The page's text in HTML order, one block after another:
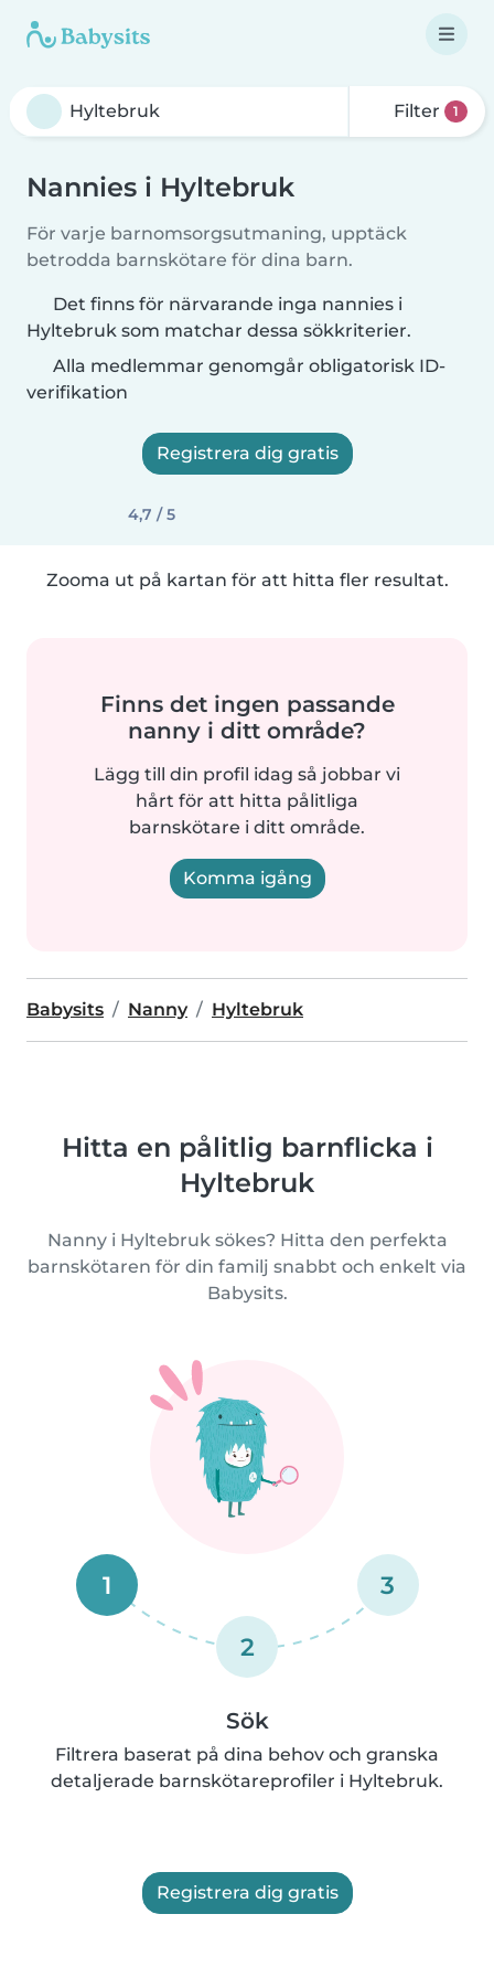
Filter 1
Nannies i Hyltebruk
För varje barnomsorgsutmaning, upptäck
betrodda barnskötare för dina barn.
Det finns för närvarande inga nannies i
Hyltebruk som matchar dessa sökkriterier.
Alla medlemmar genomgår obligatorisk ID-
verifikation
Registrera dig gratis
4,7 / 5
Zooma ut på kartan för att hitta fler resultat.
Finns det ingen passande
nanny i ditt område?
Lägg till din profil idag så jobbar vi
hårt för att hitta pålitliga
barnskötare i ditt område.
Komma igång
Babysits Nanny Hyltebruk
Hitta en pålitlig barnflicka i
Hyltebruk
Nanny i Hyltebruk sökes? Hitta den perfekta
barnskötaren för din familj snabbt och enkelt via
Babysits.
1
2
3
Sök
Filtrera baserat på dina behov och granska
detaljerade barnskötareprofiler i Hyltebruk.
Registrera dig gratis